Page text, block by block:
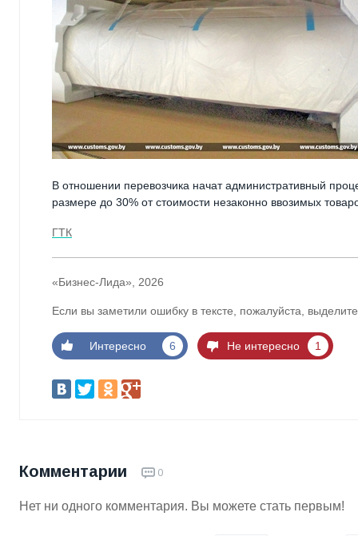
В отношении перевозчика начат административный
размере до 30% от стоимости незаконно ввозимых
ГТК
«Бизнес-Лида», 2026
Если вы заметили ошибку в тексте, пожалуйста,
Интересно 6 Не интересно 1
Комментарии 0
Нет ни одного комментария. Вы можете стать первым!